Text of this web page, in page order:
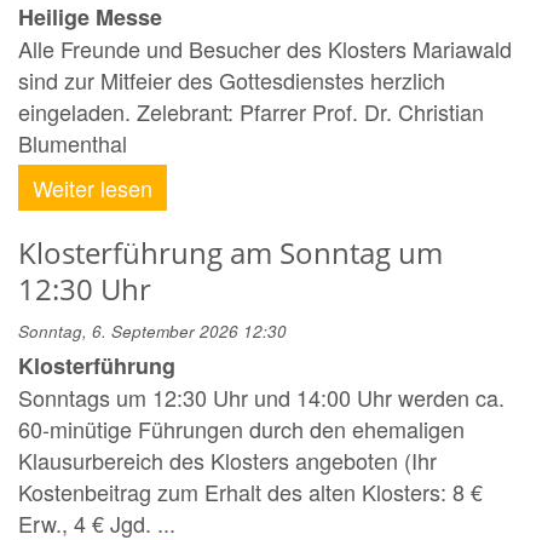
Heilige Messe
Alle Freunde und Besucher des Klosters Mariawald
sind zur Mitfeier des Gottesdienstes herzlich
eingeladen. Zelebrant: Pfarrer Prof. Dr. Christian
Blumenthal
Weiter lesen
Klosterführung am Sonntag um
12:30 Uhr
Sonntag, 6. September 2026 12:30
Klosterführung
Sonntags um 12:30 Uhr und 14:00 Uhr werden ca.
60-minütige Führungen durch den ehemaligen
Klausurbereich des Klosters angeboten (Ihr
Kostenbeitrag zum Erhalt des alten Klosters: 8 €
Erw., 4 € Jgd. ...